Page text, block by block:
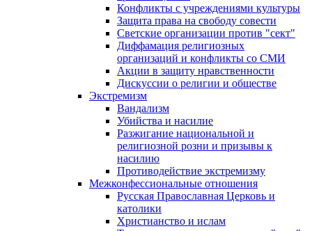
Конфликты с учреждениями культуры
Защита права на свободу совести
Светские организации против "сект"
Диффамация религиозных
организаций и конфликты со СМИ
Акции в защиту нравственности
Дискуссии о религии и обществе
Экстремизм
Вандализм
Убийства и насилие
Разжигание национальной и
религиозной розни и призывы к
насилию
Противодействие экстремизму
Межконфессиональные отношения
Русская Православная Церковь и
католики
Христианство и ислам